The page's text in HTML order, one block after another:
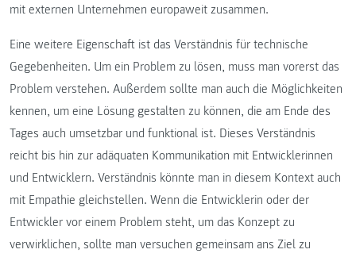
mit externen Unternehmen europaweit zusammen.
Eine weitere Eigenschaft ist das Verständnis für technische
Gegebenheiten. Um ein Problem zu lösen, muss man vorerst das
Problem verstehen. Außerdem sollte man auch die Möglichkeiten
kennen, um eine Lösung gestalten zu können, die am Ende des
Tages auch umsetzbar und funktional ist. Dieses Verständnis
reicht bis hin zur adäquaten Kommunikation mit Entwicklerinnen
und Entwicklern. Verständnis könnte man in diesem Kontext auch
mit Empathie gleichstellen. Wenn die Entwicklerin oder der
Entwickler vor einem Problem steht, um das Konzept zu
verwirklichen, sollte man versuchen gemeinsam ans Ziel zu